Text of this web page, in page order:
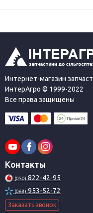
Интернет-магазин
ИнтерАгро © 1999-2022
Все права защищены
Контакты
(050) 822-42-95
(068) 953-52-72
Заказать звонок